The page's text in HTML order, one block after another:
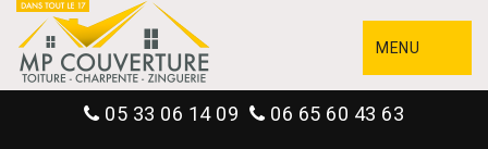
MENU
05 33 06 14 09 06 65 60 43 63